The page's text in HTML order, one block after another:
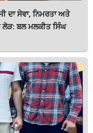
ਦਾ ਸੇਵਾ, ਨਿਮਰਤਾ ਅਤੇ
ਲੋੜ: ਬਲ ਮਲਕੀਤ ਸਿੰਘ